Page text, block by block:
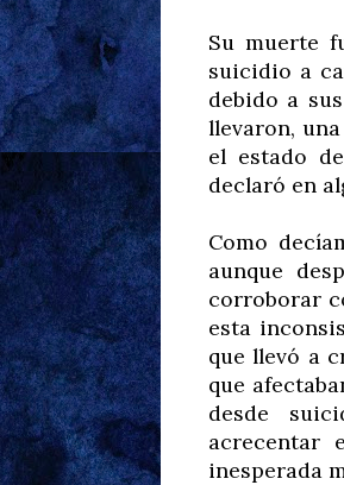
Su muerte
suicidio a
debido a
llevaron,
el estado
declaró en
Como
aunque
corroborar
esta
que llevó a
que
desde
inesperada